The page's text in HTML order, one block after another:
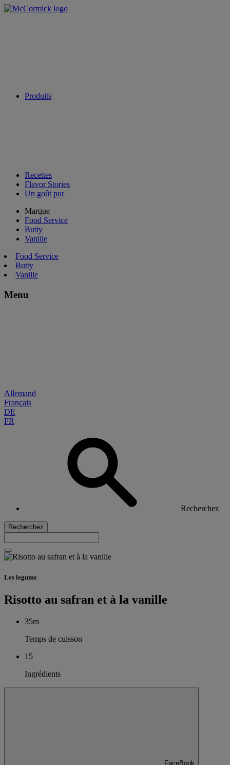
Produits
Recettes
Flavor Stories
Un goût pur
Marque
Food Service
Butty
Vanille
Food Service
Butty
Vanille
Menu
Allemand
Français
DE
FR
Recherchez
Recherchez
Les legume
Risotto au safran et à la vanille
35m
Temps de cuisson
15
Ingrédients
FaceBook